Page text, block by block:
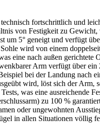
fortschrittlich und
von Festigkeit zu
um 5° geneigt und verfügt
wird von einem
eine nach außen
Arm verfügt über
bei der Landung
wird, löst sich der
was eine
zu 100 %
oder ungewohnten
in allen Situationen